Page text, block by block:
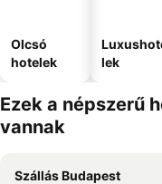
Olcsó
hotelek
lek
Ezek a népszerű
vannak
Szállás Budapest